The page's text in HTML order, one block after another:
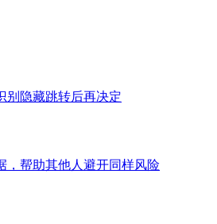
别隐藏跳转后再决定
，帮助其他人避开同样风险